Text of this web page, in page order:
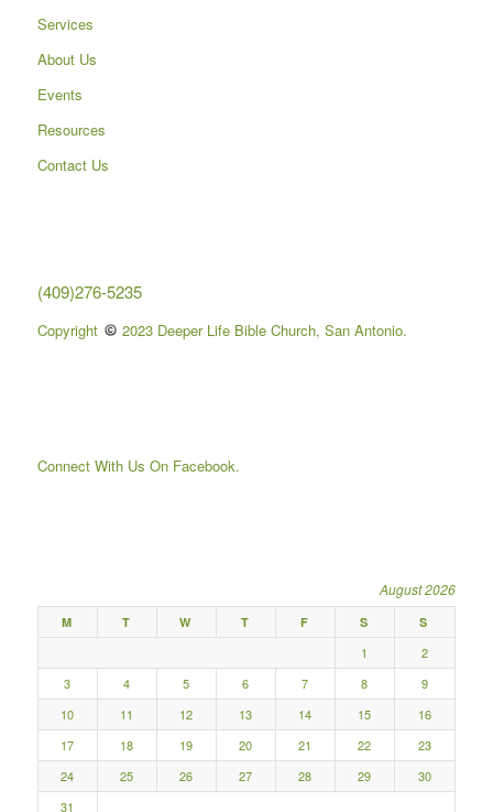
Services
About Us
Events
Resources
Contact Us
(409)276-5235
Copyright 2023 Deeper Life Bible Church, San Antonio.
Connect With Us On Facebook.
August 2026
M T W T F S S
1
2
3
4 5 6 7 8
9
10
11 12 13 14 15
16
17
18 19 20 21 22
23
24
25 26 27 28 29
30
31